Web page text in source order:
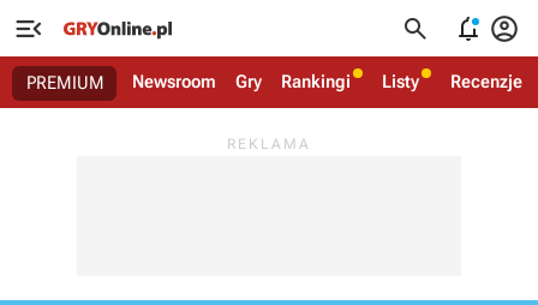
   
PREMIUM Newsroom Gry Rankingi Listy Recenzje